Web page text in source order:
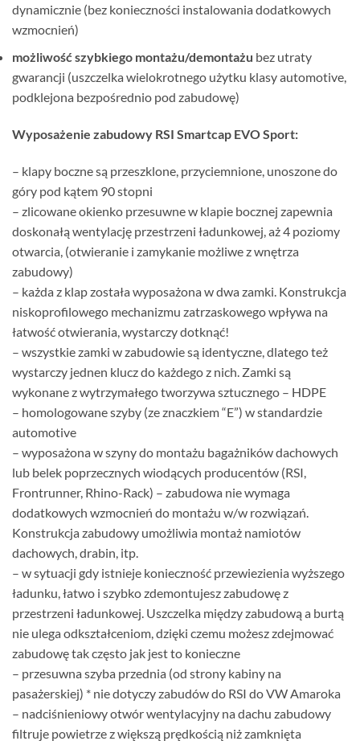
dynamicznie (bez konieczności instalowania dodatkowych
wzmocnień)
możliwość szybkiego montażu/demontażu bez utraty
gwarancji (uszczelka wielokrotnego użytku klasy automotive,
podklejona bezpośrednio pod zabudowę)
Wyposażenie zabudowy RSI Smartcap EVO Sport:
– klapy boczne są przeszklone, przyciemnione, unoszone do
góry pod kątem 90 stopni
– zlicowane okienko przesuwne w klapie bocznej zapewnia
doskonałą wentylację przestrzeni ładunkowej, aż 4 poziomy
otwarcia, (otwieranie i zamykanie możliwe z wnętrza
zabudowy)
– każda z klap została wyposażona w dwa zamki. Konstrukcja
niskoprofilowego mechanizmu zatrzaskowego wpływa na
łatwość otwierania, wystarczy dotknąć!
– wszystkie zamki w zabudowie są identyczne, dlatego też
wystarczy jednen klucz do każdego z nich. Zamki są
wykonane z wytrzymałego tworzywa sztucznego – HDPE
– homologowane szyby (ze znaczkiem “E”) w standardzie
automotive
– wyposażona w szyny do montażu bagażników dachowych
lub belek poprzecznych wiodących producentów (RSI,
Frontrunner, Rhino-Rack) – zabudowa nie wymaga
dodatkowych wzmocnień do montażu w/w rozwiązań.
Konstrukcja zabudowy umożliwia montaż namiotów
dachowych, drabin, itp.
– w sytuacji gdy istnieje konieczność przewiezienia wyższego
ładunku, łatwo i szybko zdemontujesz zabudowę z
przestrzeni ładunkowej. Uszczelka między zabudową a burtą
nie ulega odkształceniom, dzięki czemu możesz zdejmować
zabudowę tak często jak jest to konieczne
– przesuwna szyba przednia (od strony kabiny na
pasażerskiej) * nie dotyczy zabudów do RSI do VW Amaroka
– nadciśnieniowy otwór wentylacyjny na dachu zabudowy
filtruje powietrze z większą prędkością niż zamknięta